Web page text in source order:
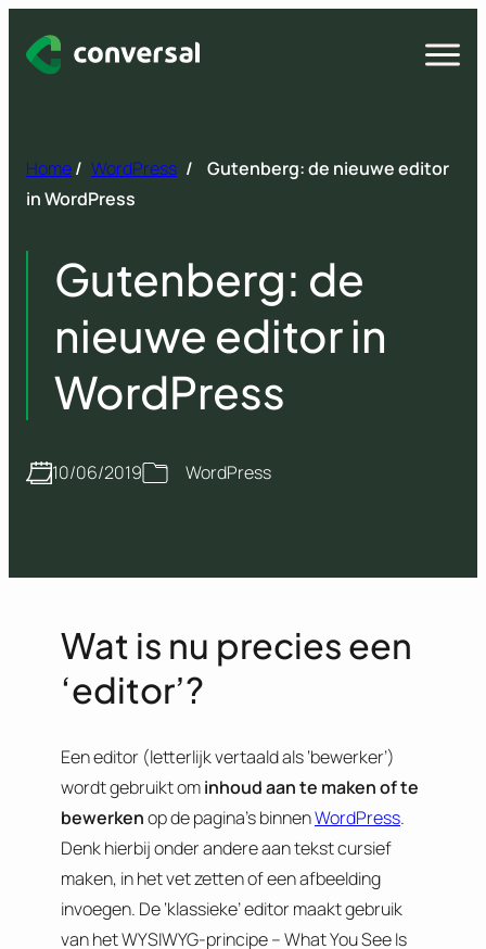
naar
Open
Home/ WordPress /
Gutenberg: de nieuwe editor
in WordPress
Gutenberg: de
nieuwe editor in
WordPress
10/06/2019 WordPress
Wat is nu precies een
‘editor’?
Een editor (letterlijk vertaald als ‘bewerker’)
wordt gebruikt ominhoud aan te maken of te
bewerkenop de pagina’s binnenWordPress.
Denk hierbij onder andere aan tekst cursief
maken, in het vet zetten of een afbeelding
invoegen. De ‘klassieke’ editor maakt gebruik
van het WYSIWYG-principe – What You See Is